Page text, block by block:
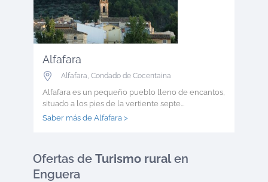
Alfafara
Alfafara, Condado de Cocentaina
Alfafara es un pequeño pueblo lleno de encantos,
situado a los pies de la vertiente septe...
Saber más de Alfafara >
Ofertas de Turismo ruralen
Enguera